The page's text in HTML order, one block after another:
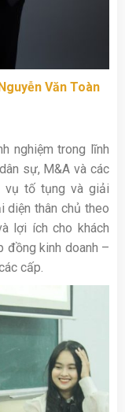
Văn Toàn
nghiệm trong lĩnh
sự, M&A và các
vụ tố tụng và giải
diện thân chủ theo
lợi ích cho khách
đồng kinh doanh –
cấp.